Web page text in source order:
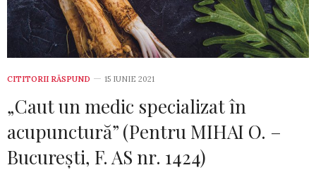
CITITORII RĂSPUND 15 IUNIE 2021
„Caut un medic specializat în
acupunctură” (Pentru MIHAI O. –
București, F. AS nr. 1424)